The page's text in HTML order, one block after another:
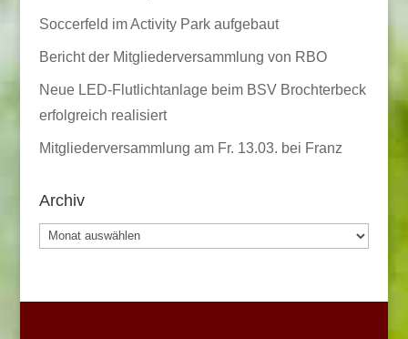
Soccerfeld im Activity Park aufgebaut
Bericht der Mitgliederversammlung von RBO
Neue LED-Flutlichtanlage beim BSV Brochterbeck
erfolgreich realisiert
Mitgliederversammlung am Fr. 13.03. bei Franz
Archiv
Archiv